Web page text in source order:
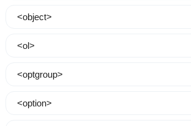
<object>
<ol>
<optgroup>
<option>